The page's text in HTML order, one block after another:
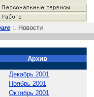
:. Новости
Архив
Декабрь 2001
Ноябрь 2001
Октябрь 2001